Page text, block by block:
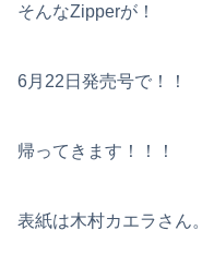
そんなZipperが！
6月22日発売号で！！
帰ってきます！！！
表紙は木村カエラさん。